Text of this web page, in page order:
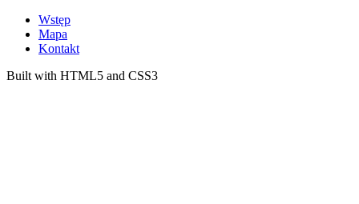
Wstęp
Mapa
Kontakt
Built with HTML5 and CSS3